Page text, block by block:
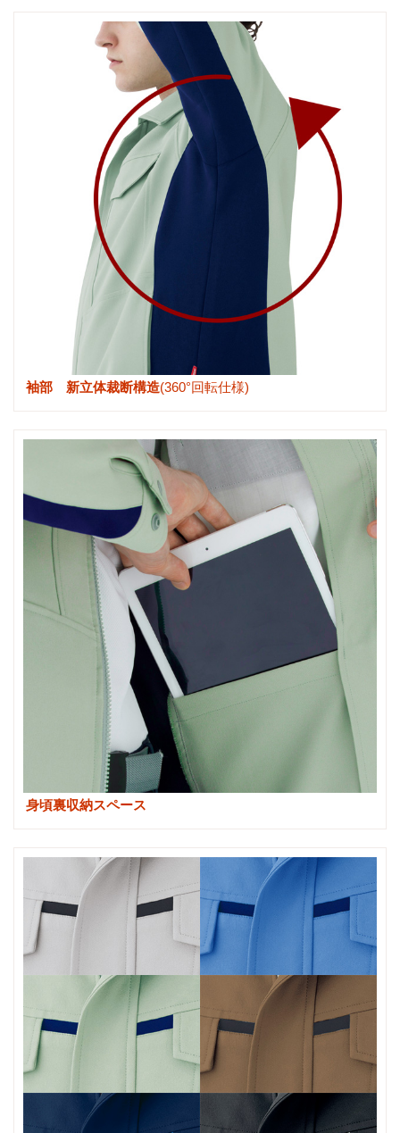
袖部 新立体裁断構造(360°回転仕様)
身頃裏収納スペース